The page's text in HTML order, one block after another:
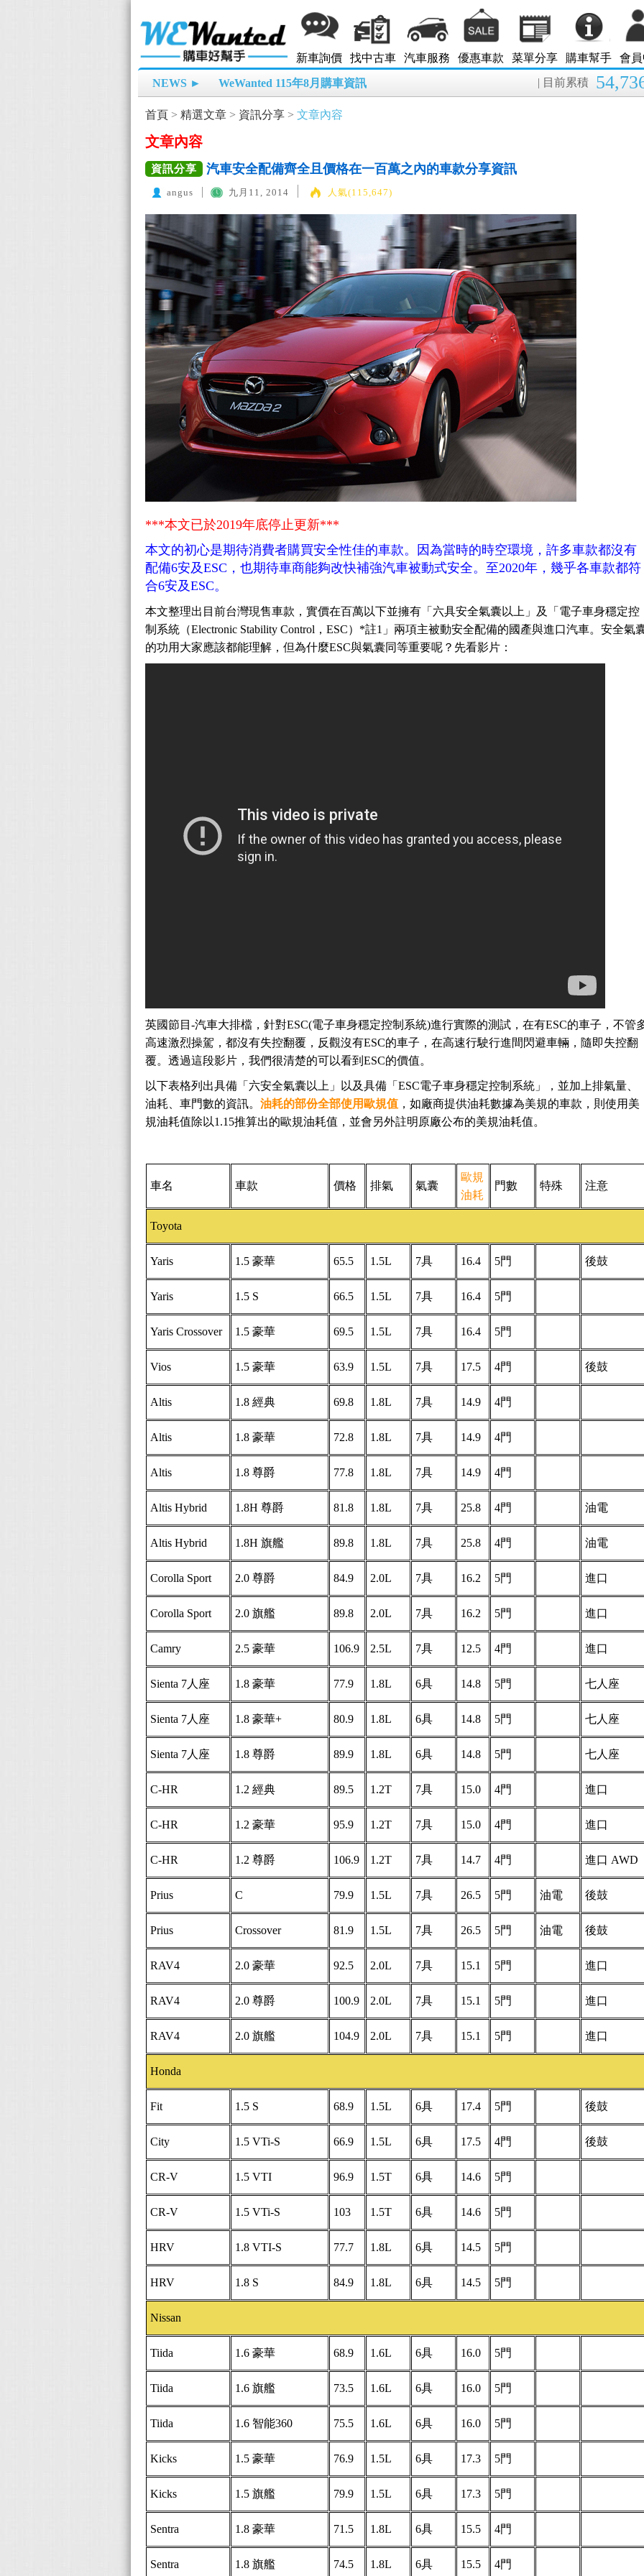
新車詢價 找中古車 汽車服務 優惠車款 菜單分享 購車幫手 會
NEWS ► WeWanted 115年8月購車資訊 | 目前累積
首頁 > 精選文章 > 資訊分享 > 文章內容
文章內容
資訊分享 汽車安全配備齊全且價格在一百萬之內的車款分享資訊
angus 九月11, 2014 人氣(115,647)
***本文已於2019年底停止更新***
本文的初心是期待消費者購買安全性佳的車款。因為當時的時空環境，許多車款都沒有
配備6安及ESC，也期待車商能夠改快補強汽車被動式安全。至2020年，幾乎各車款都符
合6安及ESC。
本文整理出目前台灣現售車款，實價在百萬以下並擁有「六具安全氣囊以上」及「電子車身穩定控
制系統（Electronic Stability Control，ESC）*註1」兩項主被動安全配備的國產與進口汽車。安全氣
的功用大家應該都能理解，但為什麼ESC與氣囊同等重要呢？先看影片：
英國節目-汽車大排檔，針對ESC(電子車身穩定控制系統)進行實際的測試，在有ESC的車子，不管
高速激烈操駕，都沒有失控翻覆，反觀沒有ESC的車子，在高速行駛行進間閃避車輛，隨即失控翻
覆。透過這段影片，我們很清楚的可以看到ESC的價值。
以下表格列出具備「六安全氣囊以上」以及具備「ESC電子車身穩定控制系統」，並加上排氣量、
油耗、車門數的資訊。 油耗的部份全部使用歐規值，如廠商提供油耗數據為美規的車款，則使用美
規油耗值除以1.15推算出的歐規油耗值，並會另外註明原廠公布的美規油耗值。
車名 車款 價格 排氣 氣囊
歐規
油耗
門數 特殊 注意
Toyota
Yaris 1.5 豪華 65.5 1.5L 7具 16.4 5門 後鼓
Yaris 1.5 S 66.5 1.5L 7具 16.4 5門
Yaris Crossover 1.5 豪華 69.5 1.5L 7具 16.4 5門
Vios 1.5 豪華 63.9 1.5L 7具 17.5 4門 後鼓
Altis 1.8 經典 69.8 1.8L 7具 14.9 4門
Altis 1.8 豪華 72.8 1.8L 7具 14.9 4門
Altis 1.8 尊爵 77.8 1.8L 7具 14.9 4門
Altis Hybrid 1.8H 尊爵 81.8 1.8L 7具 25.8 4門 油電
Altis Hybrid 1.8H 旗艦 89.8 1.8L 7具 25.8 4門 油電
Corolla Sport 2.0 尊爵 84.9 2.0L 7具 16.2 5門 進口
Corolla Sport 2.0 旗艦 89.8 2.0L 7具 16.2 5門 進口
Camry 2.5 豪華 106.9 2.5L 7具 12.5 4門 進口
Sienta 7人座 1.8 豪華 77.9 1.8L 6具 14.8 5門 七人座
Sienta 7人座 1.8 豪華+ 80.9 1.8L 6具 14.8 5門 七人座
Sienta 7人座 1.8 尊爵 89.9 1.8L 6具 14.8 5門 七人座
C-HR 1.2 經典 89.5 1.2T 7具 15.0 4門 進口
C-HR 1.2 豪華 95.9 1.2T 7具 15.0 4門 進口
C-HR 1.2 尊爵 106.9 1.2T 7具 14.7 4門 進口 AWD
Prius C 79.9 1.5L 7具 26.5 5門 油電 後鼓
Prius Crossover 81.9 1.5L 7具 26.5 5門 油電 後鼓
RAV4 2.0 豪華 92.5 2.0L 7具 15.1 5門 進口
RAV4 2.0 尊爵 100.9 2.0L 7具 15.1 5門 進口
RAV4 2.0 旗艦 104.9 2.0L 7具 15.1 5門 進口
Honda
Fit 1.5 S 68.9 1.5L 6具 17.4 5門 後鼓
City 1.5 VTi-S 66.9 1.5L 6具 17.5 4門 後鼓
CR-V 1.5 VTI 96.9 1.5T 6具 14.6 5門
CR-V 1.5 VTi-S 103 1.5T 6具 14.6 5門
HRV 1.8 VTI-S 77.7 1.8L 6具 14.5 5門
HRV 1.8 S 84.9 1.8L 6具 14.5 5門
Nissan
Tiida 1.6 豪華 68.9 1.6L 6具 16.0 5門
Tiida 1.6 旗艦 73.5 1.6L 6具 16.0 5門
Tiida 1.6 智能360 75.5 1.6L 6具 16.0 5門
Kicks 1.5 豪華 76.9 1.5L 6具 17.3 5門
Kicks 1.5 旗艦 79.9 1.5L 6具 17.3 5門
Sentra 1.8 豪華 71.5 1.8L 6具 15.5 4門
Sentra 1.8 旗艦 74.5 1.8L 6具 15.5 4門